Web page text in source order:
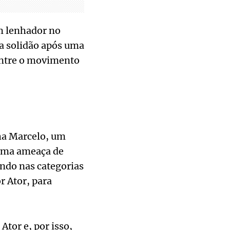
lenhador no
solidão após uma
o movimento
Marcelo, um
ameaça de
nas categorias
Ator, para
e, por isso,